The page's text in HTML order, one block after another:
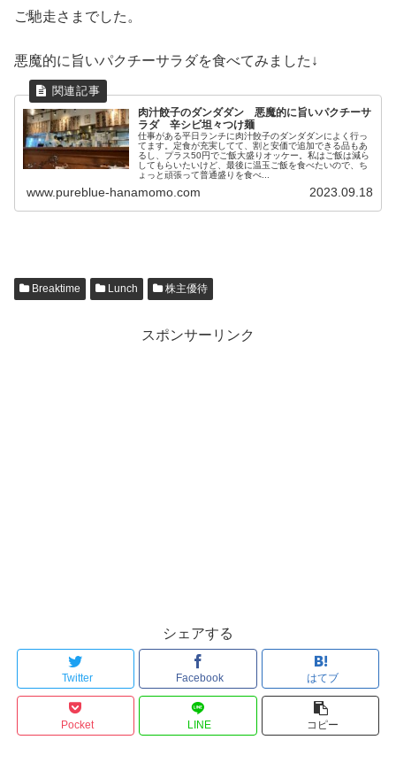
ご馳走さまでした。
悪魔的に旨いパクチーサラダを食べてみました↓
肉汁餃子のダンダダン 悪魔的に旨いパクチーサ
ラダ 辛シビ坦々つけ麺
仕事がある平日ランチに肉汁餃子のダンダダンによく行っ
てます。定食が充実してて、割と安価で追加できる品もあ
るし、プラス50円でご飯大盛りオッケー。私はご飯は減ら
してもらいたいけど、最後に温玉ご飯を食べたいので、ち
ょっと頑張って普通盛りを食べ...
www.pureblue-hanamomo.com 2023.09.18
Breaktime Lunch 株主優待
スポンサーリンク
シェアする
Twitter Facebook はてブ
Pocket LINE コピー